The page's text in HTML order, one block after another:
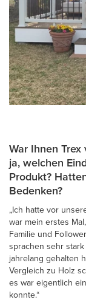
War Ihnen
ja, welchen
Produkt?
Bedenken?
„Ich hatte vor
war mein erstes
Familie und
sprachen sehr
jahrelang gehalten
Vergleich zu Holz
es war eigentlich
konnte.“